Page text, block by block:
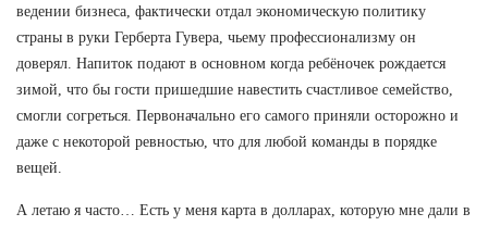
ведении бизнеса, фактически отдал экономическую политику
страны в руки Герберта Гувера, чьему профессионализму он
доверял. Напиток подают в основном когда ребёночек рождается
зимой, что бы гости пришедшие навестить счастливое семейство,
смогли согреться. Первоначально его самого приняли осторожно и
даже с некоторой ревностью, что для любой команды в порядке
вещей.
А летаю я часто… Есть у меня карта в долларах, которую мне дали в